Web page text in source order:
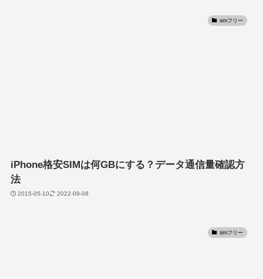
simフリー
iPhone格安SIMは何GBにする？データ通信量確認方
法
2015-05-10 2022-09-08
simフリー